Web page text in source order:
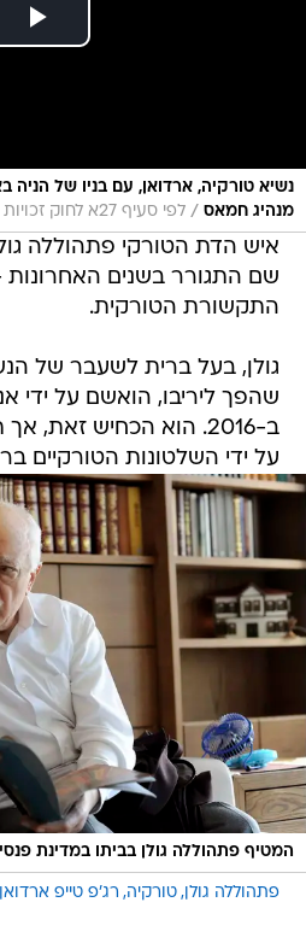
נשיא טורקיה, ארדואן, עם בניו של הניה
מנהיג חמאס / לפי סעיף 27א לחוק זכויות היוצרים
איש הדת הטורקי פתהוללה
שם התגורר בשנים האחרונות -
התקשורת הטורקית.
גולן, בעל ברית לשעבר של
שהפך ליריבו, הואשם על ידי
ב-2016. הוא הכחיש זאת,
על ידי השלטונות הטורקיים
המטיף פתהוללה גולן בביתו במדינת
פתהוללה גולן טורקיה רג'פ טייפ ארדואן